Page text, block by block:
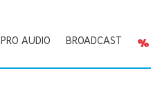
PRO AUDIO BROADCAST